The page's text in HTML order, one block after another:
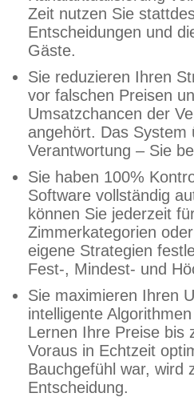
Zeit nutzen Sie
Entscheidungen und
Gäste.
Sie reduzieren Ihren
vor falschen Preisen
Umsatzchancen der
angehört. Das System
Verantwortung – Sie
Sie haben 100%
Software vollständig
können Sie jederzeit
Zimmerkategorien
eigene Strategien
Fest-, Mindest- und
Sie maximieren Ihren
intelligente
Lernen Ihre Preise bis
Voraus in Echtzeit
Bauchgefühl war, wird
Entscheidung.